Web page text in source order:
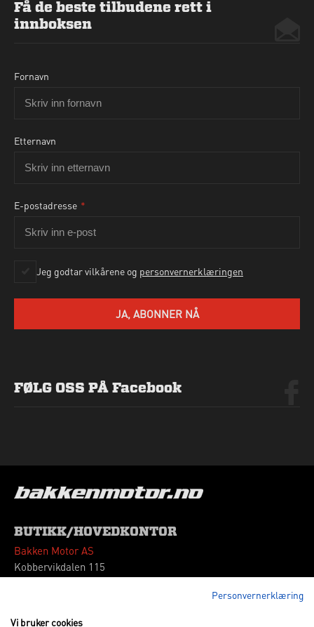
SEND HENVENDELSE
Få de beste tilbudene rett i
innboksen
Fornavn
Etternavn
E-postadresse *
Jeg godtar vilkårene og personvernerklæringen
JA, ABONNER NÅ
FØLG OSS PÅ Facebook
BUTIKK/HOVEDKONTOR
Bakken Motor AS
Kobbervikdalen 115
Vipps: 664339
Personvernerklæring
Vi bruker cookies